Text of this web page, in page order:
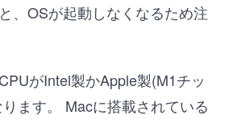
、OSが起動しなくなるため注
がIntel製かApple製(M1チッ
ます。 Macに搭載されている